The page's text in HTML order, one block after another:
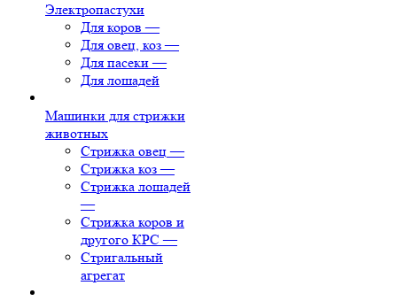
Электропастухи
Для коров —
Для овец, коз —
Для пасеки —
Для лошадей
Машинки для стрижки
животных
Стрижка овец —
Стрижка коз —
Стрижка лошадей
—
Стрижка коров и
другого КРС —
Стригальный
агрегат